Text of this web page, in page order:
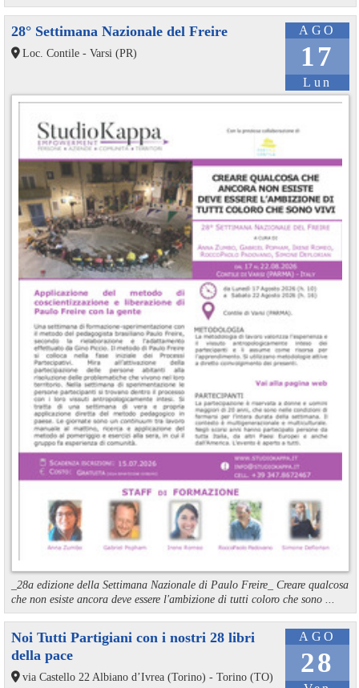
AGO
17
Lun
28° Settimana Nazionale del Freire
Loc. Contile - Varsi (PR)
_28a edizione della Settimana Nazionale di Paulo Freire_ Creare qualcosa
che non esiste ancora deve essere l'ambizione di tutti coloro che sono ...
AGO
28
Noi Tutti Partigiani con i nostri 28 libri
della pace
via Castello 22 Albiano d’Ivrea (Torino) - Torino (TO)